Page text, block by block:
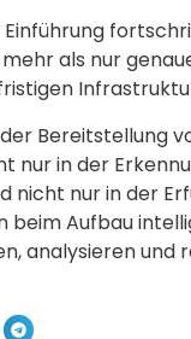
Einführung
als nur
Bereitstellung
nur in der
nicht nur in der
beim Aufbau
analysieren und